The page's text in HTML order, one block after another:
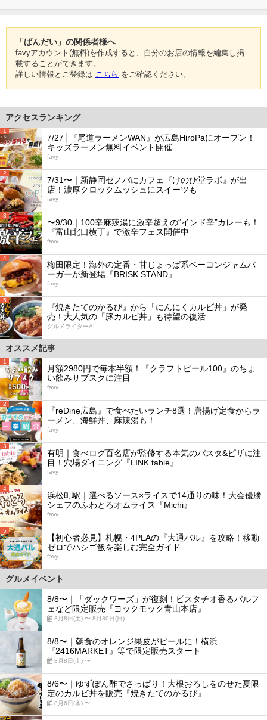
「ばんだい」の関係者様へ
favyアカウント(無料)を作成すると、自分のお店の情報を編集し掲
載することができます。
詳しい情報とご登録は こちら をご確認ください。
アクセスランキング
1
7/27│『尾道ラーメンWAN』が広島HiroPaにオープン！
キッズラーメン無料イベント開催
favy
2
7/31〜｜新静岡セノバにカフェ『けのひ堂ラボ』が出
店！濃厚クロックムッシュにスイーツも
favy
3
〜9/30｜100辛麻辣湯に激辛超えの“インド辛”カレーも！
『富山北口横丁』で激辛フェス開催中
favy
4
梅田限定！海外の定番・甘じょっぱ系ベーコンジャムバ
ーガーが新登場『BRISK STAND』
favy
5
『焼きたてのかるび』から「にんにくカルビ丼」が発
売！大人気の「豚カルビ丼」も待望の復活
グルメライターAI
オススメ記事
1
月額2980円で毎本半額！『クラフトビール100』のちょ
い飲みサブスクに注目
favy
2
『reDine広島』で食べたいランチ8選！唐揚げ定食からラ
ーメン、海鮮丼、麻辣湯も！
favy
3
有明｜食べログ百名店が監修する本気のパスタ&ピザに注
目！穴場ダイニング『LINK table』
favy
4
浜松町駅｜選べるソース×ライスで14通りの味！大会優勝
シェフのふわとろオムライス『Michi』
favy
5
【初心者必見】札幌・4PLAの『大通バル』を攻略！移動
ゼロでハシゴ飯を楽しむ完全ガイド
favy
グルメイベント
8/8〜｜「ダックワーズ」が復刻！ピスタチオ香るパルフ
ェなど限定販売『ヨックモック青山本店』
8月8日(土) 〜 8月30日(日)
8/8〜｜朝食のオレンジ果皮がビールに！横浜
『2416MARKET』等で限定販売スタート
8月8日(土) 〜
8/6〜｜ゆずぽん酢でさっぱり！大根おろしをのせた夏限
定のカルビ丼を販売『焼きたてのかるび』
8月6日(木) 〜